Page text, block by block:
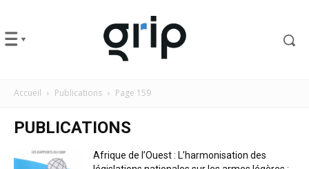
Accueil Publications Page 159
PUBLICATIONS
Afrique de l’Ouest : L’harmonisation des